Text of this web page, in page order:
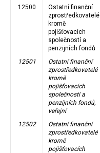
12500
Ostatní finanční
zprostředkovatelé
kromě
pojišťovacích
společností a
penzijních fondů
12501
Ostatní finanční
zprostředkovatelé
kromě
pojišťovacích
společností a
penzijních fondů,
veřejní
12502
Ostatní finanční
zprostředkovatelé
kromě
pojišťovacích